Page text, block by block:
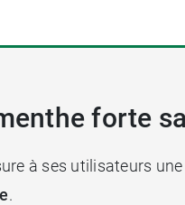
forte
à ses utilisateurs une
.